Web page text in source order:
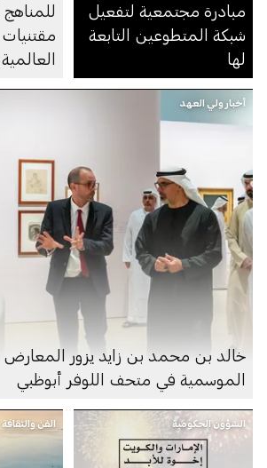
مبادرة مجتمعية لتفعيل
شبكة المتطوعين التابعة
لها
أخبار ولي العهد
خالد بن محمد بن زايد يزور
الموسمية في متحف اللوفر أبوظبي
الشؤون الحكومية الفن والثقافة